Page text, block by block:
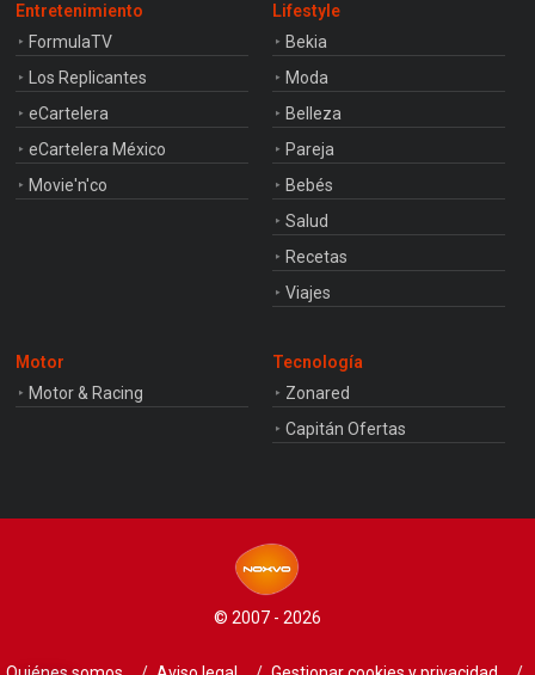
Entretenimiento
FormulaTV
Los Replicantes
eCartelera
eCartelera México
Movie'n'co
Lifestyle
Bekia
Moda
Belleza
Pareja
Bebés
Salud
Recetas
Viajes
Motor
Motor & Racing
Tecnología
Zonared
Capitán Ofertas
© 2007 - 2026